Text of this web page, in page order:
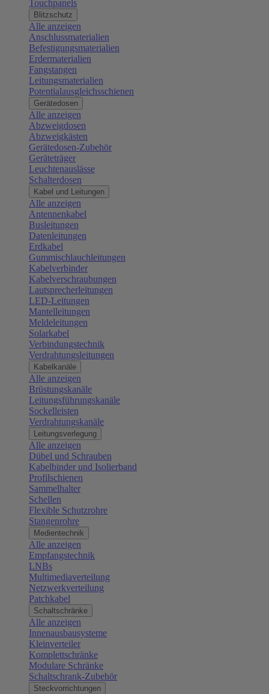
Touchpanels
Blitzschutz
Alle anzeigen
Anschlussmaterialien
Befestigungsmaterialien
Erdermaterialien
Fangstangen
Leitungsmaterialien
Potentialausgleichsschienen
Gerätedosen
Alle anzeigen
Abzweigdosen
Abzweigkästen
Gerätedosen-Zubehör
Geräteträger
Leuchtenauslässe
Schalterdosen
Kabel und Leitungen
Alle anzeigen
Antennenkabel
Busleitungen
Datenleitungen
Erdkabel
Gummischlauchleitungen
Kabelverbinder
Kabelverschraubungen
Lautsprecherleitungen
LED-Leitungen
Mantelleitungen
Meldeleitungen
Solarkabel
Verbindungstechnik
Verdrahtungsleitungen
Kabelkanäle
Alle anzeigen
Brüstungskanäle
Leitungsführungskanäle
Sockelleisten
Verdrahtungskanäle
Leitungsverlegung
Alle anzeigen
Dübel und Schrauben
Kabelbinder und Isolierband
Profilschienen
Sammelhalter
Schellen
Flexible Schutzrohre
Stangenrohre
Medientechnik
Alle anzeigen
Empfangstechnik
LNBs
Multimediaverteilung
Netzwerkverteilung
Patchkabel
Schaltschränke
Alle anzeigen
Innenausbausysteme
Kleinverteiler
Komplettschränke
Modulare Schränke
Schaltschrank-Zubehör
Steckvorrichtungen